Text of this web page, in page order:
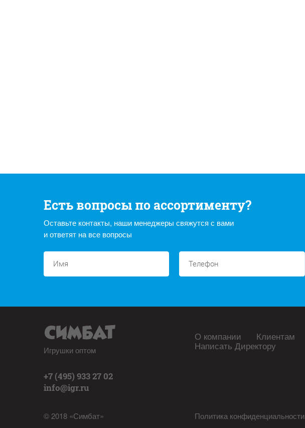
Есть вопросы по ассортименту?
Оставьте контакты, наши менеджеры свяжутся с вами
и ответят на все вопросы
Игрушки оптом
+7 (495) 933 27 02
info@igr.ru
© 2018 «Симбат»
О компании Клиентам
Написать Директору
Политика конфиденциальности